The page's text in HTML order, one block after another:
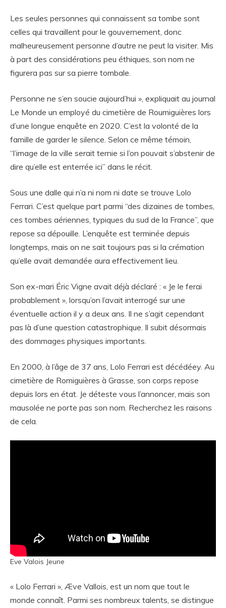
Les seules personnes qui connaissent sa tombe sont
celles qui travaillent pour le gouvernement, donc
malheureusement personne d’autre ne peut la visiter. Mis
à part des considérations peu éthiques, son nom ne
figurera pas sur sa pierre tombale.
Personne ne s’en soucie aujourd’hui », expliquait au journal
Le Monde un employé du cimetière de Roumiguières lors
d’une longue enquête en 2020. C’est la volonté de la
famille de garder le silence. Selon ce même témoin,
“l’image de la ville serait ternie si l’on pouvait s’abstenir de
dire qu’elle est enterrée ici” dans le récit.
Sous une dalle qui n’a ni nom ni date se trouve Lolo
Ferrari. C’est quelque part parmi “des dizaines de tombes,
ces tombes aériennes, typiques du sud de la France”, que
repose sa dépouille. L’enquête est terminée depuis
longtemps, mais on ne sait toujours pas si la crémation
qu’elle avait demandée aura effectivement lieu.
Son ex-mari Éric Vigne avait déjà déclaré : « Je le ferai
probablement », lorsqu’on l’avait interrogé sur une
éventuelle action il y a deux ans. Il ne s’agit cependant
pas là d’une question catastrophique. Il subit désormais
des dommages physiques importants.
En 2000, à l’âge de 37 ans, Lolo Ferrari est décédéey. Au
cimetière de Romiguières à Grasse, son corps repose
depuis lors en état. Je déteste vous l’annoncer, mais son
mausolée ne porte pas son nom. Recherchez les raisons
de cela.
Eve Valois Jeune
« Lolo Ferrari », Æve Vallois, est un nom que tout le
monde connaît. Parmi ses nombreux talents, se distingue